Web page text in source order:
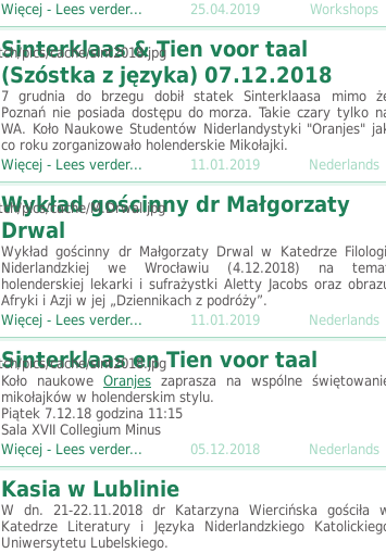
Więcej - Lees verder...
Workshops
25.04.2019
Sinterklaas & Tien voor taal
(Szóstka z języka) 07.12.2018
7 grudnia do brzegu dobił statek Sinterklaasa mimo
Poznań nie posiada dostępu do morza. Takie czary tylko
WA. Koło Naukowe Studentów Niderlandystyki "Oranjes"
co roku zorganizowało holenderskie Mikołajki.
Więcej - Lees verder...
Nederlands
11.01.2019
Wykład gościnny dr Małgorzaty
Drwal
Wykład gościnny dr Małgorzaty Drwal w Katedrze
Niderlandzkiej we Wrocławiu (4.12.2018) na
holenderskiej lekarki i sufrażystki Aletty Jacobs oraz
Afryki i Azji w jej „Dziennikach z podróży”.
Więcej - Lees verder...
Nederlands
11.01.2019
Sinterklaas en Tien voor taal
Koło naukowe Oranjes zaprasza na wspólne
mikołajków w holenderskim stylu.
Piątek 7.12.18 godzina 11:15
Sala XVII Collegium Minus
Więcej - Lees verder...
Nederlands
05.12.2018
Kasia w Lublinie
W dn. 21-22.11.2018 dr Katarzyna Wiercińska gościła
Katedrze Literatury i Języka Niderlandzkiego
Uniwersytetu Lubelskiego.